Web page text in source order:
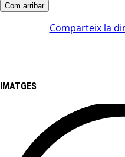
Comparteix la
IMATGES